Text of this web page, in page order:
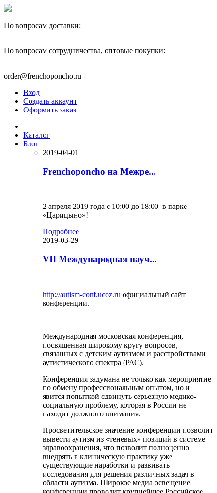
По вопросам доставки:
По вопросам сотрудничества, оптовые покупки:
order@frenchoponcho.ru
Вход
Создать аккаунт
Оформить заказ
Каталог
Блог
2019-04-01
Frenchoponcho на Межре...
2 апреля 2019 года с 10:00 до 18:00 в парке
«Царицыно»!
Подробнее
2019-03-29
VII Международная науч...
http://autism-conf.ucoz.ru официальный сайт
конференции.
Международная московская конференция,
посвященная широкому кругу вопросов,
связанных с детским аутизмом и расстройствами
аутистического спектра (РАС).
Конференция задумана не только как мероприятие
по обмену профессиональным опытом, но и
явится попыткой сдвинуть серьезную медико-
социальную проблему, которая в России не
находит должного внимания.
Просветительское значение конференции позволит
вывести аутизм из «теневых» позиций в системе
здравоохранения, что позволит полноценно
внедрять в клиническую практику уже
существующие наработки и развивать
исследования для решения различных задач в
области аутизма. Широкое медиа освещение
конференции проводит крупнейшее Российское